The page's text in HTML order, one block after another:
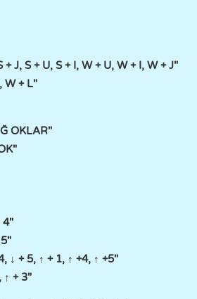
J, S + U, S + I, W + U, W + I, W + J"
W + L"
OKLAR"
4"
↓ + 5, ↑ + 1, ↑ +4, ↑ +5"
↑ + 3"